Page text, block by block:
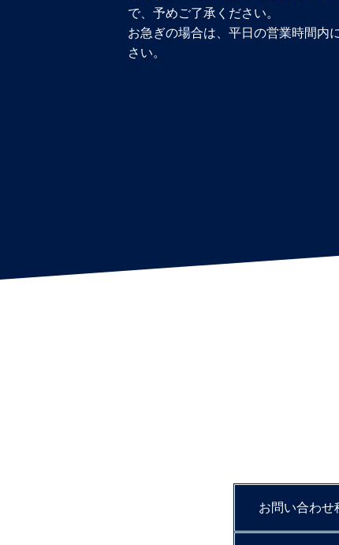
で、予めご了承ください。
お急ぎの場合は、平日の営業時間内
さい。
お問い合わせ